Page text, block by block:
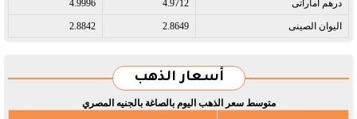
درهم اماراتى​ 4.9712
4.9996
اليوان الصينى​ 2.8649
2.8842
أسعار الذهب
متوسط سعر الذهب اليوم بالصاغة بالجنيه المصري